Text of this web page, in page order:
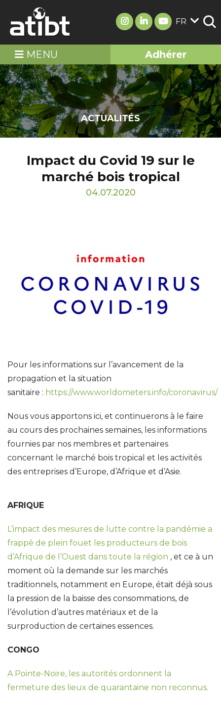
FR
MENU Adhérer
ACTUALITÉS
Impact du Covid 19 sur le
marché bois tropical
04.07.2020
Pour les informations sur l’avancement de la
propagation et la situation
sanitaire : https://www.worldometers.info/coronavirus/
Nous vous apportons ici, et continuerons à le faire
au cours des prochaines semaines, les informations
fournies par nos membres et partenaires
concernant le marché bois tropical et les activités
des entreprises d’Europe, d’Afrique et d’Asie.
AFRIQUE
L’impact des mesures de lutte contre la pandémie a
frappé de plein fouet les producteurs de bois
d’Afrique de l’Ouest dans toute la région , et ce à un
moment où la demande sur les marchés
traditionnels, notamment en Europe, était déjà sous
la pression de la baisse des consommations, de
l’évolution d’autres matériaux et de la
surproduction de certaines essences.
CONGO
A Pointe-Noire, les autorités ordonnent la
fermeture des lieux de quarantaine non reconnus.